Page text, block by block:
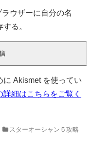
ウザーに自分の名
る。
に Akismet を使ってい
細はこちらをご覧く
スターオーシャン５攻略